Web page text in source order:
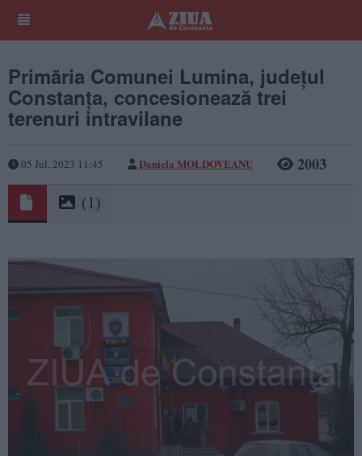
Primăria Comunei Lumina, județul
Constanța, concesionează trei
terenuri intravilane
05 Jul, 2023 11:45 Daniela MOLDOVEANU 2003
(1)